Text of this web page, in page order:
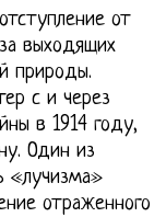
от
выходящих
природы.
с и через
в 1914 году,
Один из
«лучизма»
отраженного